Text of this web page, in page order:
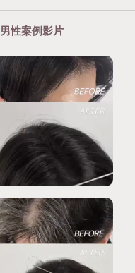
男性案例影片